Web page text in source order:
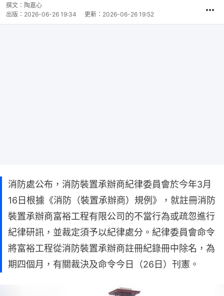
撰文： 陶嘉心
出版： 2026-06-26 19:34 更新： 2026-06-26 19:52
消防處公布，消防裝置承辦商紀律委員會於今年3月
16日根據《消防（裝置承辦商）規例》，就註冊消防
裝置承辦商富裕工程有限公司的不當行為或疏忽進行
紀律研訊，並裁定須予以紀律處分。紀律委員會命令
將富裕工程從消防裝置承辦商註冊紀錄冊中除名，為
期四個月，有關裁決及命令今日（26日）刊憲。